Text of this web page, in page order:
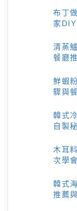
布丁
家
清蒸
餐廳
鮮蝦
驟與
韓式
自製
木耳
次學會
韓式
推薦